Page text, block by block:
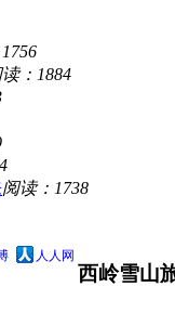
：1884
阅读：1738
人人网
西岭雪山